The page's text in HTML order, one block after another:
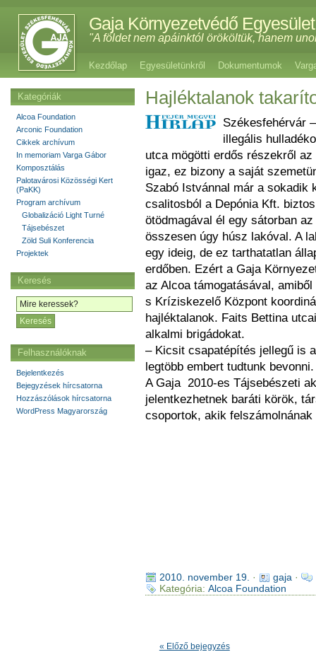
Gaja Környezetvédő Egyesület
"A földet nem apáinktól örököltük, hanem
Kezdőlap Egyesületünkről Dokumentumok
Hajléktalanok
Székesfehérvár
illegális
utca mögötti erdős részekről
igaz, ez bizony a saját
Szabó Istvánnal már a sokadik
csalitosból a Depónia Kft.
ötödmagával él egy sátorban
összesen úgy húsz lakóval. A
egy ideig, de ez tarthatatlan
erdőben. Ezért a Gaja
az Alcoa támogatásával,
s Kríziskezelő Központ
hajléktalanok. Faits Bettina
alkalmi brigádokat.
– Kicsit csapatépítés jellegű is
legtöbb embert tudtunk
A Gaja 2010-es Tájsebészeti
jelentkezhetnek baráti körök,
csoportok, akik
2010. november 19. · gaja ·
Kategória: Alcoa Foundation
« Előző bejegyzés
Kategóriák
Alcoa Foundation
Arconic Foundation
Cikkek archívum
In memoriam Varga Gábor
Komposztálás
Palotavárosi Közösségi Kert
(PaKK)
Program archívum
Globalizáció Light Turné
Tájsebészet
Zöld Suli Konferencia
Projektek
Keresés
Felhasználóknak
Bejelentkezés
Bejegyzések hírcsatorna
Hozzászólások hírcsatorna
WordPress Magyarország